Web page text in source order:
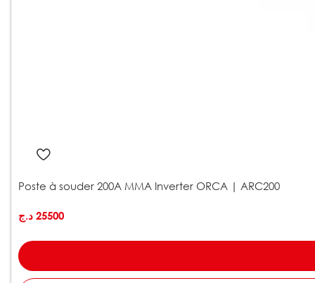
Poste à souder 200A MMA Inverter ORCA | ARC200
25500 د.ج